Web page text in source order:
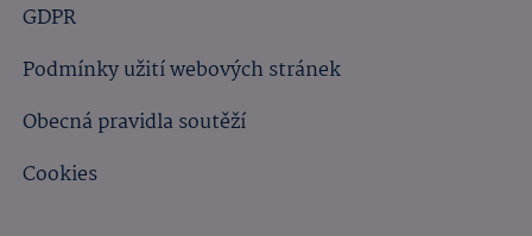
GDPR
Podmínky užití webových stránek
Obecná pravidla soutěží
Cookies